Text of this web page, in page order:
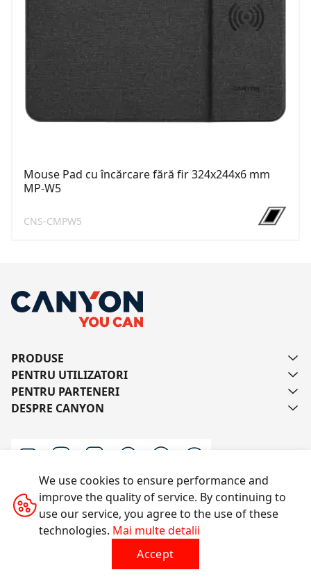
Mouse Pad cu încărcare fără fir 324x244x6 mm
MP-W5
CNS-CMPW5
PRODUSE
PENTRU UTILIZATORI
PENTRU PARTENERI
DESPRE CANYON
Scrie-ne
Toate drepturile rezervate © 2014-2026 CANYON
We use cookies to ensure performance and
improve the quality of service. By continuing to
use our service, you agree to the use of these
technologies. Mai multe detalii
Accept